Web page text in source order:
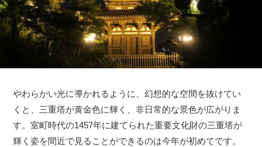
やわらかい光に導かれるように、幻想的な空間を抜けてい
くと、三重塔が黄金色に輝く、非日常的な景色が広がりま
す。室町時代の1457年に建てられた重要文化財の三重塔が
輝く姿を間近で見ることができるのは今年が初めてです。